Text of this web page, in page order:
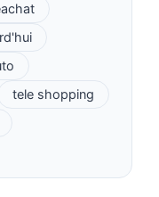
tele shopping